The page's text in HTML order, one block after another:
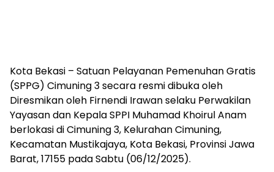
Kota Bekasi – Satuan Pelayanan Pemenuhan Gratis
(SPPG) Cimuning 3 secara resmi dibuka oleh
Diresmikan oleh Firnendi Irawan selaku Perwakilan
Yayasan dan Kepala SPPI Muhamad Khoirul Anam
berlokasi di Cimuning 3, Kelurahan Cimuning,
Kecamatan Mustikajaya, Kota Bekasi, Provinsi Jawa
Barat, 17155 pada Sabtu (06/12/2025).